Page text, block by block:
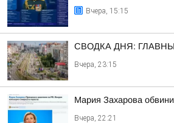
Вчера, 15:15
СВОДКА ДНЯ:
Вчера, 23:15
Мария Захарова
Вчера, 22:21